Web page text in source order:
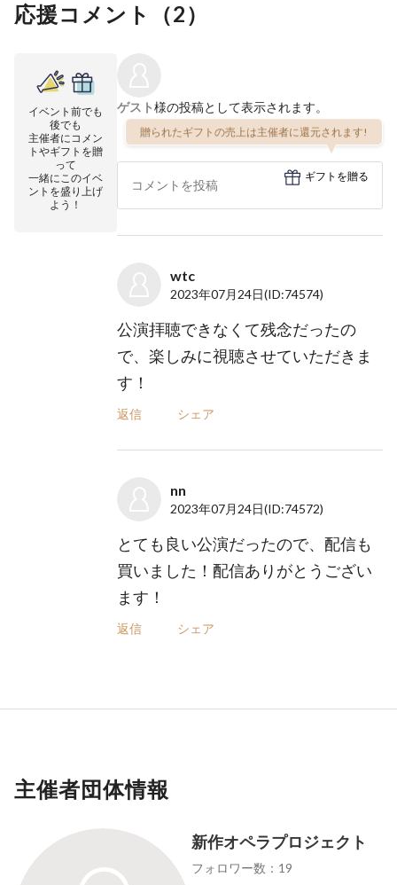
応援コメント（2）
イベント前でも
後でも
主催者にコメン
トやギフトを贈
って
一緒にこのイベ
ントを盛り上げ
よう！
ゲスト様の投稿として表示されます。
贈られたギフトの売上は主催者に還元されます!
ギフトを贈る
wtc
2023年07月24日(ID:74574)
公演拝聴できなくて残念だったの
で、楽しみに視聴させていただきま
す！
返信 シェア
nn
2023年07月24日(ID:74572)
とても良い公演だったので、配信も
買いました！配信ありがとうござい
ます！
返信 シェア
主催者団体情報
新作オペラプロジェクト
フォロワー数：19